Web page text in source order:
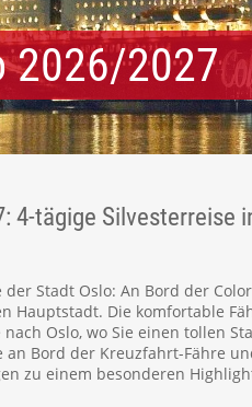
2026/2027
4-tägige Silvesterreise
Stadt Oslo: An Bord der
Hauptstadt. Die komfortable
Oslo, wo Sie einen tollen
Bord der Kreuzfahrt-Fähre
zu einem besonderen